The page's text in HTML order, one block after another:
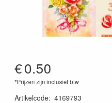
€0.50
*Prijzen zijn inclusief btw
Artikelcode: 4169793